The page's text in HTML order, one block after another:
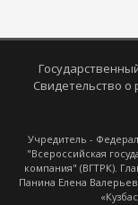
Свидетельство о
Учредитель -
"Всероссийская
компания" (ВГТРК).
Панина Елена